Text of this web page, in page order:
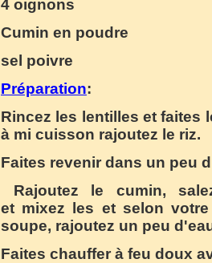
4 oignons
Cumin en poudre
sel poivre
Préparation:
Rincez les lentilles et faites
à mi cuisson rajoutez le riz.
Faites revenir dans un peu
Rajoutez le cumin,
et mixez les et selon
soupe, rajoutez un peu
Faites chauffer à feu doux